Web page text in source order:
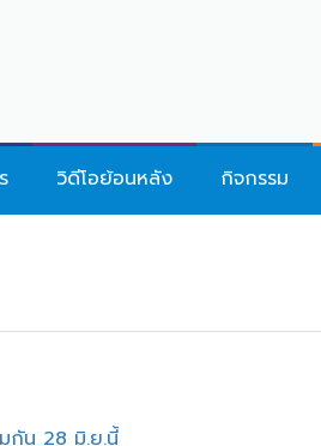
วิดีโอย้อนหลัง กิจกรรม
กัน 28 มิ.ย.นี้